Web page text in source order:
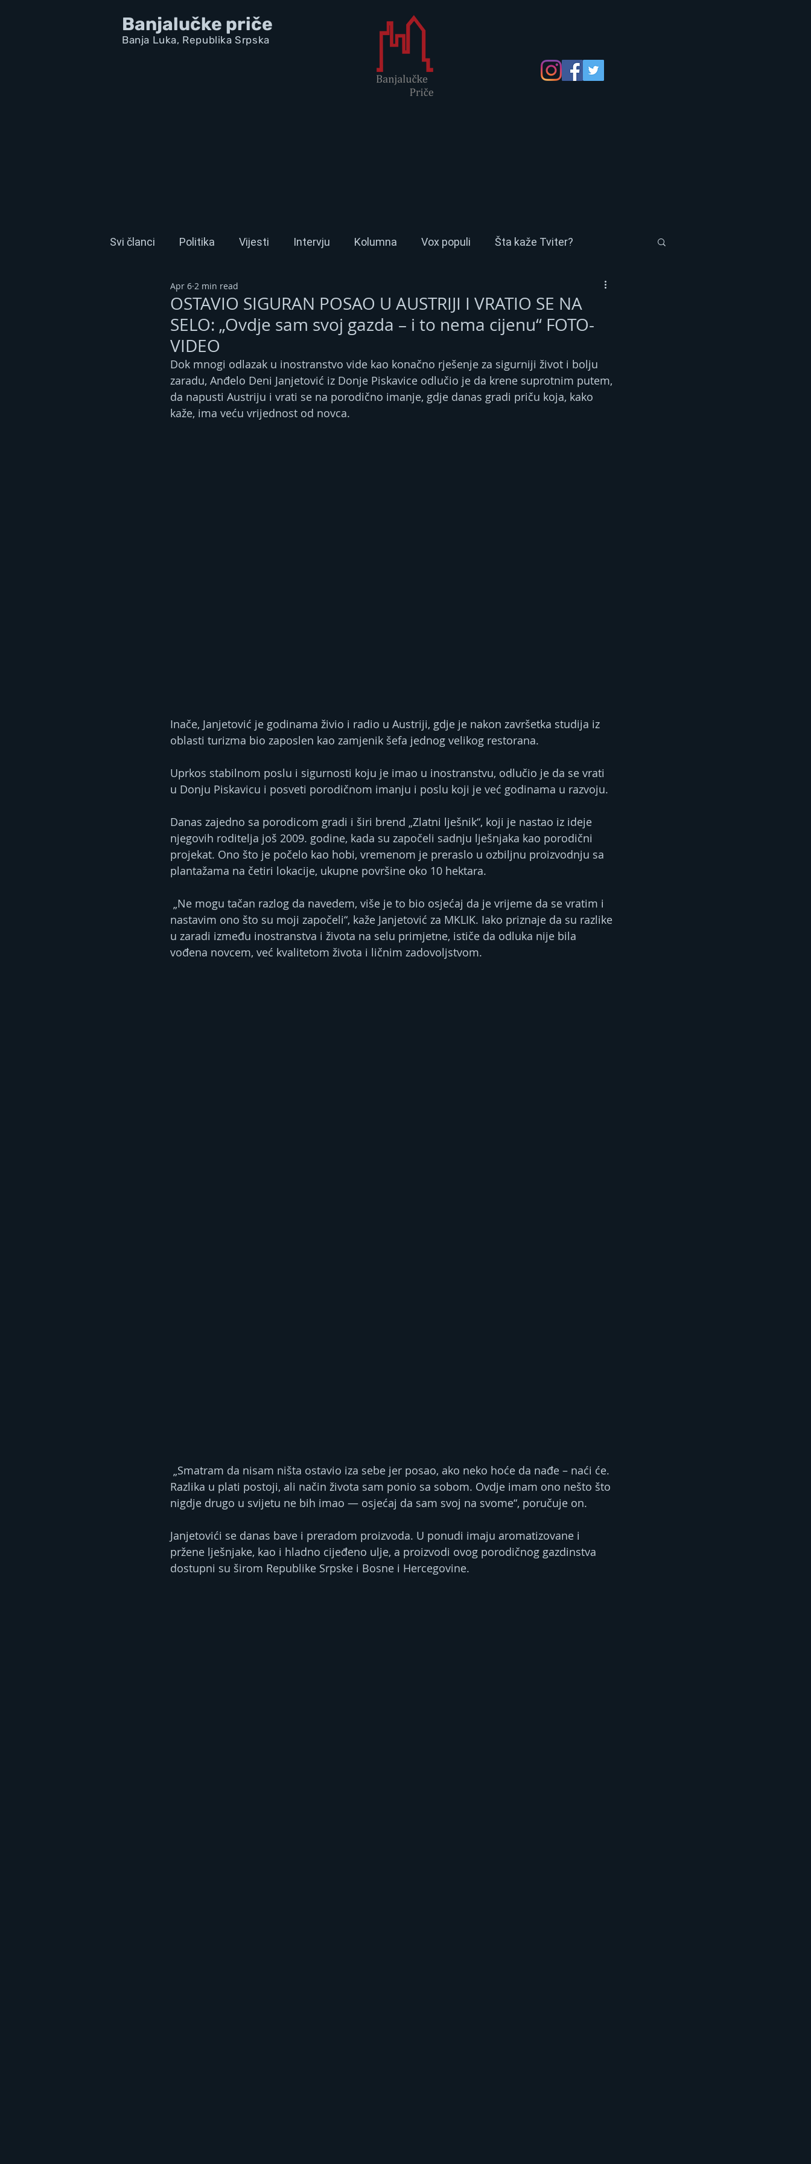
Banjalučke priče
Banja Luka, Republika Srpska
Svi članci Politika Vijesti Intervju Kolumna Vox populi Šta kaže Tviter?
OSTAVIO SIGURAN POSAO U AUSTRIJI I VRATIO SE NA
SELO: „Ovdje sam svoj gazda – i to nema cijenu“ FOTO-
VIDEO
Apr 6 2 min read
Dok mnogi odlazak u inostranstvo vide kao konačno rješenje za sigurniji život i bolju
zaradu, Anđelo Deni Janjetović iz Donje Piskavice odlučio je da krene suprotnim putem,
da napusti Austriju i vrati se na porodično imanje, gdje danas gradi priču koja, kako
kaže, ima veću vrijednost od novca.
Inače, Janjetović je godinama živio i radio u Austriji, gdje je nakon završetka studija iz
oblasti turizma bio zaposlen kao zamjenik šefa jednog velikog restorana.
Uprkos stabilnom poslu i sigurnosti koju je imao u inostranstvu, odlučio je da se vrati
u Donju Piskavicu i posveti porodičnom imanju i poslu koji je već godinama u razvoju.
Danas zajedno sa porodicom gradi i širi brend „Zlatni lješnik“, koji je nastao iz ideje
njegovih roditelja još 2009. godine, kada su započeli sadnju lješnjaka kao porodični
projekat. Ono što je počelo kao hobi, vremenom je preraslo u ozbiljnu proizvodnju sa
plantažama na četiri lokacije, ukupne površine oko 10 hektara.
nastavim ono što su moji započeli“, kaže Janjetović za MKLIK. Iako priznaje da su razlike
u zaradi između inostranstva i života na selu primjetne, ističe da odluka nije bila
vođena novcem, već kvalitetom života i ličnim zadovoljstvom.
Razlika u plati postoji, ali način života sam ponio sa sobom. Ovdje imam ono nešto što
nigdje drugo u svijetu ne bih imao — osjećaj da sam svoj na svome“, poručuje on.
Janjetovići se danas bave i preradom proizvoda. U ponudi imaju aromatizovane i
pržene lješnjake, kao i hladno cijeđeno ulje, a proizvodi ovog porodičnog gazdinstva
dostupni su širom Republike Srpske i Bosne i Hercegovine.